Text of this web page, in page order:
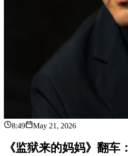
8:49 May 21, 2026
《监狱来的妈妈》 翻车 ：